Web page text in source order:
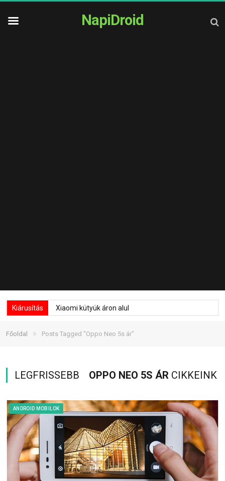
NapiDroid
Kiárusítás Xiaomi kütyük áron alul
Főoldal » Posts Tagged "Oppo Neo 5s ár"
LEGFRISSEBB OPPO NEO 5S ÁR CIKKEINK
ANDROID MOBILOK